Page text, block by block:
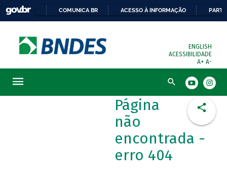
COMUNICA BR ACESSO À INFORMAÇÃO
ENGLISH
ACESSIBILIDADE
A+ A-
Busca
Página
não
encontrada -
erro 404